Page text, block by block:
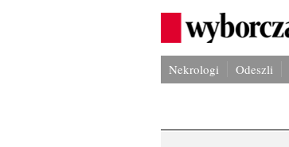
Nekrologi Odeszli